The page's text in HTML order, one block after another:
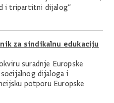
i tripartitni dijalog“
za sindikalnu edukaciju
suradnje Europske
dijaloga i
potporu Europske